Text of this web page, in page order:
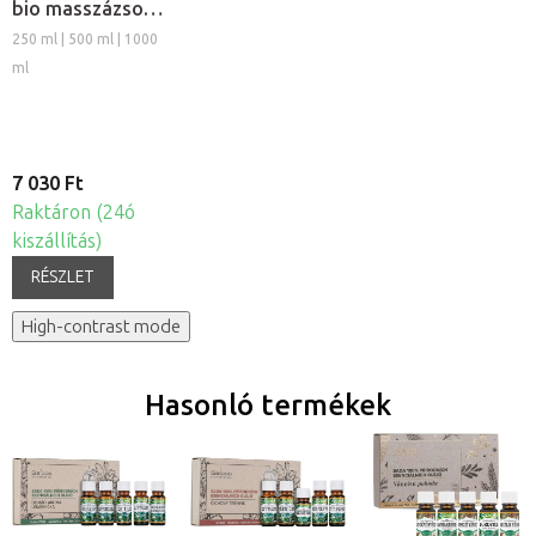
bio masszázsolaj
és testolaj
250 ml | 500 ml | 1000
ml
7 030 Ft
Raktáron (24ó
kiszállítás)
RÉSZLET
High-contrast mode
Hasonló termékek